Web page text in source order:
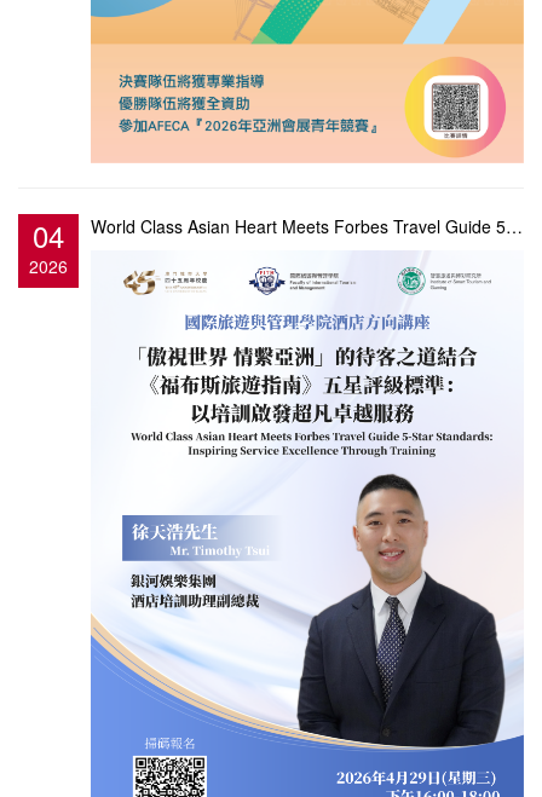
04
2026
World Class Asian Heart Meets Forbes Travel Guide 5-Star Standards: Inspiring Service Excellence Thr...